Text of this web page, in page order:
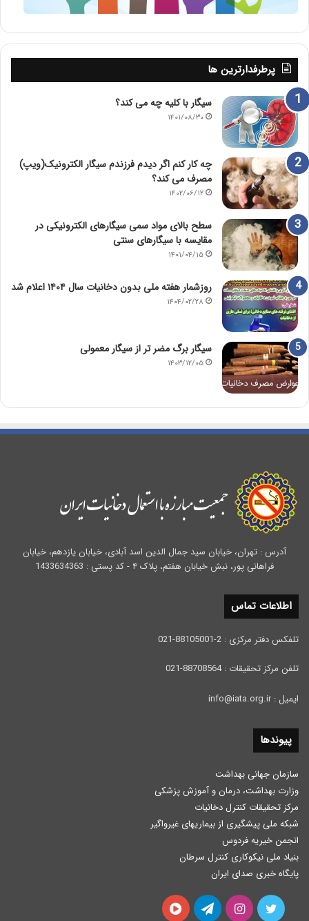
پرطرفدارترین ها
سیگار با کلیه چه می کند؟
۱۴۰۱/۰۸/۳۰
چه کار کنم اگر دیدم فرزندم سیگار الکترونیک(ویپ)
مصرف می کند؟
۱۴۰۲/۰۶/۱۲
سطح بالای مواد سمی سیگارهای الکترونیکی در
مقایسه با سیگارهای سنتی
۱۴۰۱/۰۴/۱۵
روزشمار هفته ملی بدون دخانیات سال ۱۴۰۴ اعلام شد
۱۴۰۴/۰۲/۲۸
سیگار برگ مضر تر از سیگار معمولی
۱۴۰۳/۱۲/۰۵
آدرس : تهران، خیابان سید جمال الدین اسد آبادی، خیابان یازدهم، خیابان
فراهانی پور، نبش خیابان هفتم، پلاک ۴ - کد پستی : 1433634363
اطلاعات تماس
تلفکس دفتر مرکزی : 2-88105001-021
تلفن مرکز تحقیقات : 88708564-021
ایمیل : info@iata.org.ir
پیوندها
سازمان جهانی بهداشت
وزارت بهداشت، درمان و آموزش پزشكی
مرکز تحقیقات کنترل دخانیات
شبکه ملی پیشگیری از بیماریهای غیرواگیر
انجمن خیریه فردوس
بنیاد ملی نیکوکاری کنترل سرطان
پایگاه خبری صدای ایران
توییتر اینستاگرامتلگرام آپارات